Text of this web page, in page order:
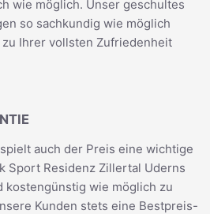
wie möglich. Unser geschultes
so sachkundig wie möglich
Ihrer vollsten Zufriedenheit
auch der Preis eine wichtige
Sport Residenz Zillertal Uderns
kostengünstig wie möglich zu
Kunden stets eine Bestpreis-